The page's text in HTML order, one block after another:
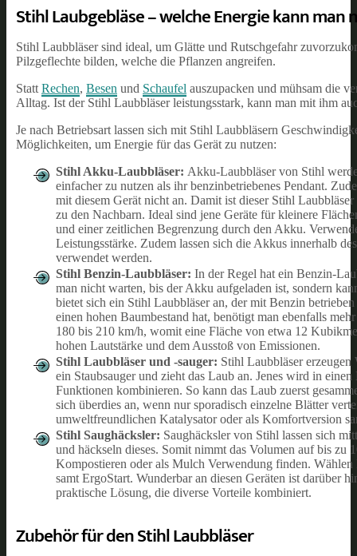
Stihl Laubgebläse – welche Energie kann man
Stihl Laubbläser sind ideal, um Glätte und Rutschgefahr
Pilzgeflechte bilden, welche die Pflanzen angreifen.
Statt Rechen, Besen und Schaufel auszupacken und mühsam die
Alltag. Ist der Stihl Laubbläser leistungsstark, kann man mit ihm
Je nach Betriebsart lassen sich mit Stihl Laubbläsern
Möglichkeiten, um Energie für das Gerät zu nutzen:
Stihl Akku-Laubbläser: Akku-Laubbläser von Stihl
einfacher zu nutzen als ihr benzinbetriebenes Pendant.
mit diesem Gerät nicht an. Damit ist dieser Stihl
zu den Nachbarn. Ideal sind jene Geräte für kleinere
und einer zeitlichen Begrenzung durch den Akku.
Leistungsstärke. Zudem lassen sich die Akkus innerhalb
verwendet werden.
Stihl Benzin-Laubbläser: In der Regel hat ein Benzin-
man nicht warten, bis der Akku aufgeladen ist, sondern
bietet sich ein Stihl Laubbläser an, der mit Benzin
einen hohen Baumbestand hat, benötigt man ebenfalls
180 bis 210 km/h, womit eine Fläche von etwa 12
hohen Lautstärke und dem Ausstoß von Emissionen.
Stihl Laubbläser und -sauger: Stihl Laubbläser
ein Staubsauger und zieht das Laub an. Jenes wird in
Funktionen kombinieren. So kann das Laub zuerst
sich überdies an, wenn nur sporadisch einzelne Blätter
umweltfreundlichen Katalysator oder als Komfortversion
Stihl Saughäcksler: Saughäcksler von Stihl lassen sich
und häckseln dieses. Somit nimmt das Volumen auf bis zu
Kompostieren oder als Mulch Verwendung finden.
samt ErgoStart. Wunderbar an diesen Geräten ist darüber
praktische Lösung, die diverse Vorteile kombiniert.
Zubehör für den Stihl Laubbläser